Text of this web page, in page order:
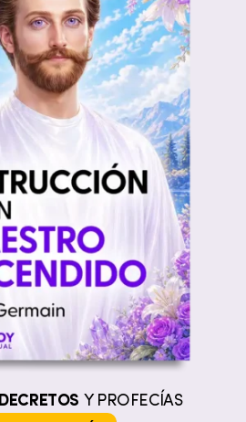
DECRETOS Y PROFECÍAS